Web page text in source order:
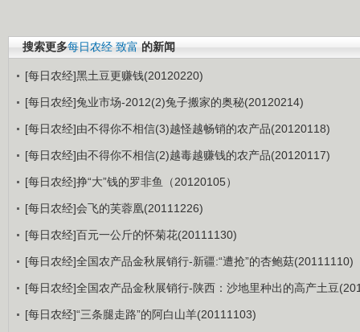
搜索更多每日农经 致富 的新闻
[每日农经]黑土豆更赚钱(20120220)
[每日农经]兔业市场-2012(2)兔子搬家的奥秘(20120214)
[每日农经]由不得你不相信(3)越怪越畅销的农产品(20120118)
[每日农经]由不得你不相信(2)越毒越赚钱的农产品(20120117)
[每日农经]挣“大”钱的罗非鱼（20120105）
[每日农经]会飞的芙蓉凰(20111226)
[每日农经]百元一公斤的怀菊花(20111130)
[每日农经]全国农产品金秋展销行-新疆:“遭抢”的杏鲍菇(20111110)
[每日农经]全国农产品金秋展销行-陕西：沙地里种出的高产土豆
[每日农经]“三条腿走路”的阿白山羊(20111103)